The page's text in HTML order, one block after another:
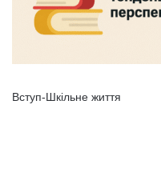
Вступ-Шкільне життя